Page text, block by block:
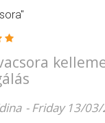
- Friday 13/